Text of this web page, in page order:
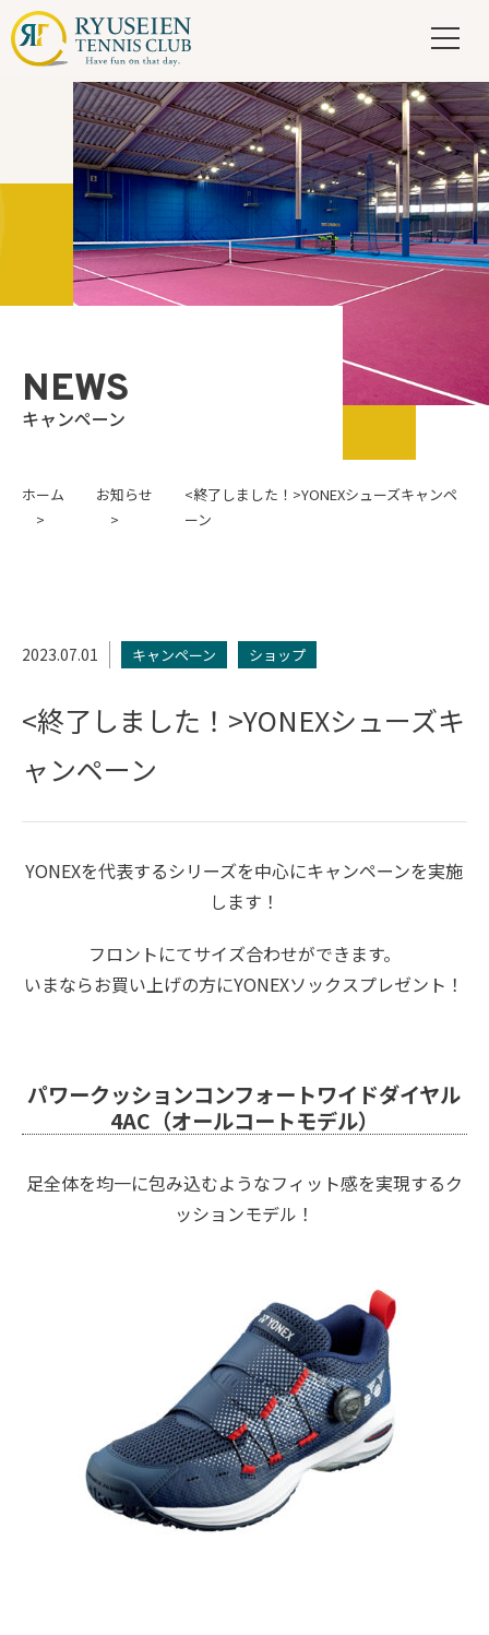
NEWS
キャンペーン
ホーム お知らせ
<終了しました！>YONEXシューズキャンペ
ーン
2023.07.01 キャンペーン ショップ
<終了しました！>YONEXシューズキ
ャンペーン
YONEXを代表するシリーズを中心にキャンペーンを実施
します！
フロントにてサイズ合わせができます。
いまならお買い上げの方にYONEXソックスプレゼント！
パワークッションコンフォートワイドダイヤル
4AC（オールコートモデル）
足全体を均一に包み込むようなフィット感を実現するク
ッションモデル！